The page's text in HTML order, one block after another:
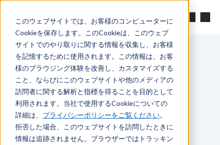
このウェブサイトでは、お客様のコンピューターに
Cookieを保存します。このCookieは、このウェブ
サイトでのやり取りに関する情報を収集し、お客様
を記憶するために使用されます。この情報は、お客
様のブラウジング体験を改善し、カスタマイズする
こと、ならびにこのウェブサイトや他のメディアの
訪問者に関する解析と指標を得ることを目的として
利用されます。当社で使用するCookieについての
詳細は、 プライバシーポリシーをご覧ください。
拒否した場合、このウェブサイトを訪問したときに
情報は追跡されません。ブラウザーではトラッキン
メインコンテンツへスキップ